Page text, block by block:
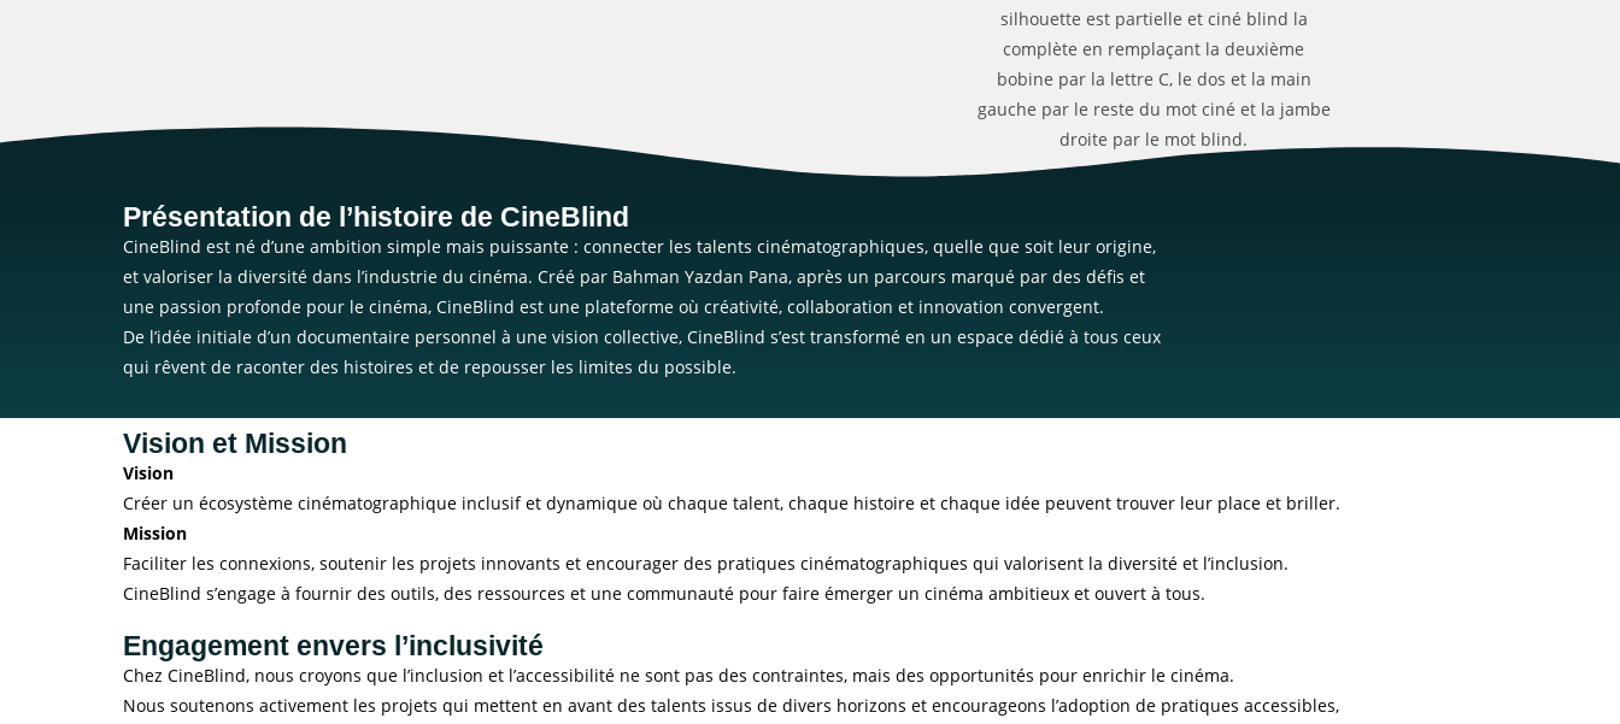
Présentation de l’histoire de CineBlind
CineBlind est né d’une ambition simple mais puissante : connecter les talents cinématographiques, quelle que soit leur origine,
et valoriser la diversité dans l’industrie du cinéma. Créé par Bahman Yazdan Pana, après un parcours marqué par des défis et
une passion profonde pour le cinéma, CineBlind est une plateforme où créativité, collaboration et innovation convergent.
De l’idée initiale d’un documentaire personnel à une vision collective, CineBlind s’est transformé en un espace dédié à tous ceux
qui rêvent de raconter des histoires et de repousser les limites du possible.
Vision et Mission
Vision
Créer un écosystème cinématographique inclusif et dynamique où chaque talent, chaque histoire et chaque idée peuvent trouver leur place et briller.
Mission
Faciliter les connexions, soutenir les projets innovants et encourager des pratiques cinématographiques qui valorisent la diversité et l’inclusion.
CineBlind s’engage à fournir des outils, des ressources et une communauté pour faire émerger un cinéma ambitieux et ouvert à tous.
Engagement envers l’inclusivité
Chez CineBlind, nous croyons que l’inclusion et l’accessibilité ne sont pas des contraintes, mais des opportunités pour enrichir le cinéma.
Nous soutenons activement les projets qui mettent en avant des talents issus de divers horizons et encourageons l’adoption de pratiques accessibles,